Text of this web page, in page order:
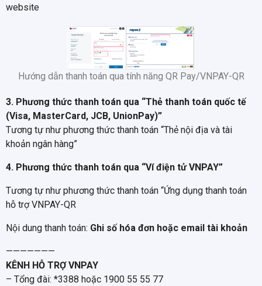
website
Hướng dẫn thanh toán qua tính năng QR Pay/VNPAY-QR
3. Phương thức thanh toán qua “Thẻ thanh toán quốc tế
(Visa, MasterCard, JCB, UnionPay)”
Tương tự như phương thức thanh toán “Thẻ nội địa và tài
khoản ngân hàng”
4. Phương thức thanh toán qua “Ví điện tử VNPAY”
Tương tự như phương thức thanh toán “Ứng dụng thanh toán
hỗ trợ VNPAY-QR
Nội dung thanh toán: Ghi số hóa đơn hoặc email tài khoản
———————
KÊNH HỖ TRỢ VNPAY
– Tổng đài: *3388 hoặc 1900 55 55 77